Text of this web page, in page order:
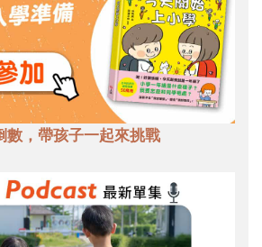
數，帶孩子一起來挑戰